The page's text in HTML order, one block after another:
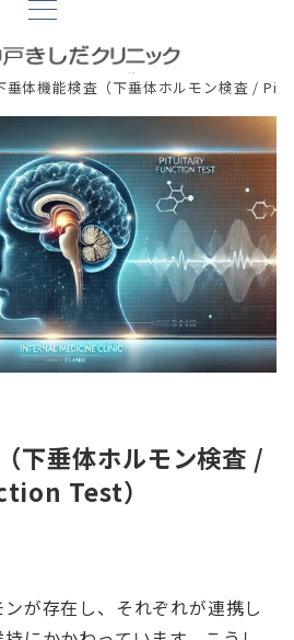
垂体機能検査（下垂体ホルモン検査 /
下垂体ホルモン検査 /
Test）
が存在し、それぞれが連携し